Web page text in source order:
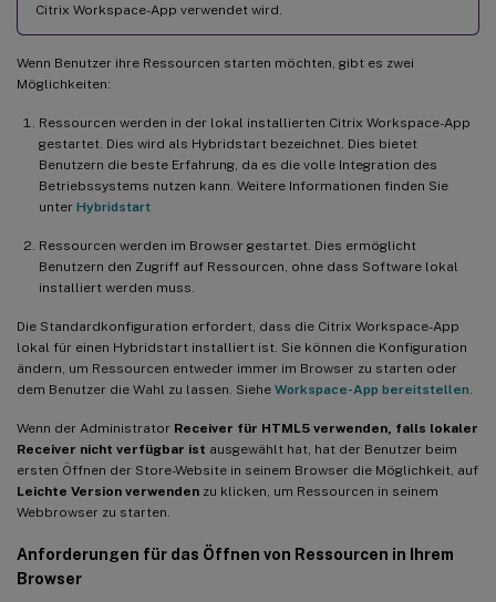
Citrix Workspace-App verwendet wird.
Wenn Benutzer ihre Ressourcen starten möchten, gibt es zwei
Möglichkeiten:
Ressourcen werden in der lokal installierten Citrix Workspace-App
gestartet. Dies wird als Hybridstart bezeichnet. Dies bietet
Benutzern die beste Erfahrung, da es die volle Integration des
Betriebssystems nutzen kann. Weitere Informationen finden Sie
unter Hybridstart
Ressourcen werden im Browser gestartet. Dies ermöglicht
Benutzern den Zugriff auf Ressourcen, ohne dass Software lokal
installiert werden muss.
Die Standardkonfiguration erfordert, dass die Citrix Workspace-App
lokal für einen Hybridstart installiert ist. Sie können die Konfiguration
ändern, um Ressourcen entweder immer im Browser zu starten oder
dem Benutzer die Wahl zu lassen. Siehe Workspace-App bereitstellen
Wenn der Administrator Receiver für HTML5 verwenden, falls lokaler
Receiver nicht verfügbar ist ausgewählt hat, hat der Benutzer beim
ersten Öffnen der Store-Website in seinem Browser die Möglichkeit, auf
Leichte Version verwenden zu klicken, um Ressourcen in seinem
Webbrowser zu starten.
Anforderungen für das Öffnen von Ressourcen in Ihrem
Browser